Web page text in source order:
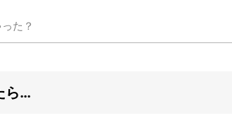
た？
ら…